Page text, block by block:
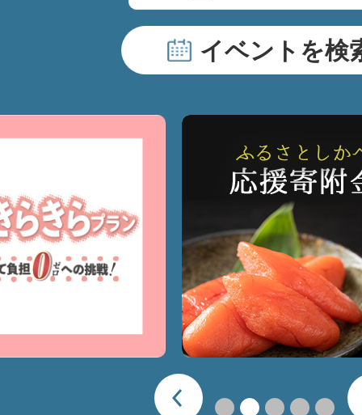
イベントを検
2
ス
ラ
イ
ド
前へ
1枚目のスライドを表示
2枚目のスライドを表
3枚目のスライ
4枚目のス
5枚